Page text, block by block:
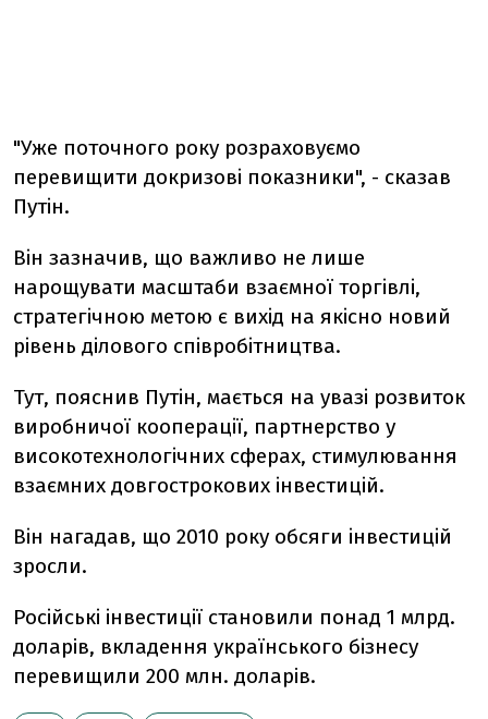
"Уже поточного року розраховуємо
перевищити докризовi показники", - сказав
Путiн.
Вiн зазначив, що важливо не лише
нарощувати масштаби взаємної торгiвлi,
стратегiчною метою є вихiд на якiсно новий
рiвень дiлового спiвробiтництва.
Тут, пояснив Путiн, мається на увазi розвиток
виробничої кооперацiї, партнерство у
високотехнологiчних сферах, стимулювання
взаємних довгострокових iнвестицiй.
Вiн нагадав, що 2010 року обсяги iнвестицiй
зросли.
Росiйськi iнвестицiї становили понад 1 млрд.
доларів, вкладення українського бiзнесу
перевищили 200 млн. доларів.